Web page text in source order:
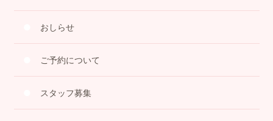
おしらせ
ご予約について
スタッフ募集